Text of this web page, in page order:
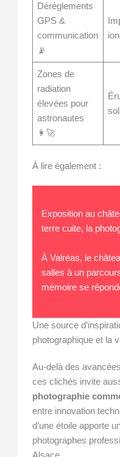
Dérèglements
GPS &
communication
📡
Zones de
radiation
élevées pour
astronautes
👩‍🚀
À lire également :
Exposition au
terre cuite, la
À Valréas, le
salles à un
mémoire se
Une source
photographique et la
Au-delà des
ces clichés invite
photographie
entre innovation
d’une étoile apporte
photographes
Alsace.